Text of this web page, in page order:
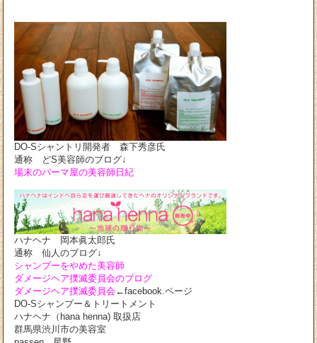
DO-Sシャントリ開発者 森下秀彦氏
通称 どS美容師のブログ↓
場末のパーマ屋の美容師日紀
ハナヘナ 岡本眞太郎氏
通称 仙人のブログ↓
シャンプーをやめた美容師
ダメージヘア撲滅委員会のブログ
ダメージヘア撲滅委員会←facebook.ページ
DO-Sシャンプー＆トリートメント
ハナヘナ（hana henna) 取扱店
群馬県渋川市の美容室